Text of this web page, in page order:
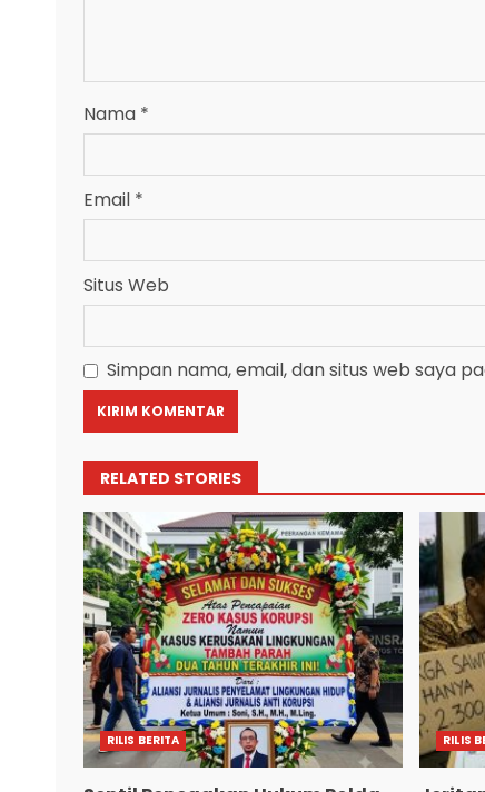
Nama *
Email *
Situs Web
Simpan nama, email, dan situs web saya
RELATED STORIES
RILIS BERITA RILIS